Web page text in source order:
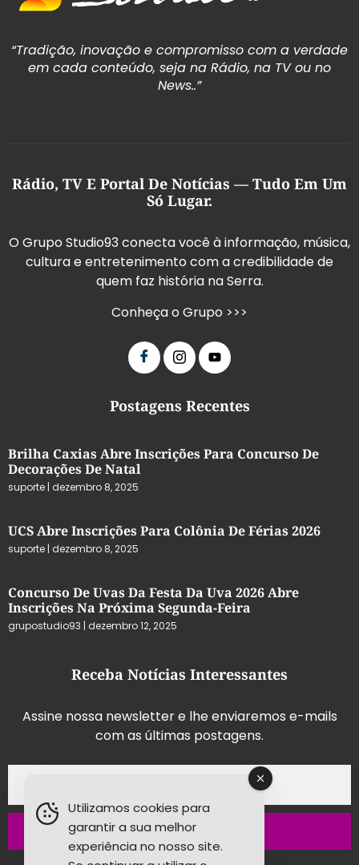
“Tradição, inovação e compromisso com a verdade
em cada conteúdo, seja na Rádio, na TV ou no
News..”
Rádio, TV E Portal De Notícias — Tudo Em Um
Só Lugar.
O Grupo Studio93 conecta você à informação, música,
cultura e entretenimento com a credibilidade de
quem faz história na Serra.
Conheça o Grupo >>>
Postagens Recentes
Brilha Caxias Abre Inscrições Para Concurso De
Decorações De Natal
suporte dezembro 8, 2025
UCS Abre Inscrições Para Colônia De Férias 2026
suporte dezembro 8, 2025
Concurso De Uvas Da Festa Da Uva 2026 Abre
Inscrições Na Próxima Segunda-Feira
grupostudio93 dezembro 12, 2025
Receba Notícias Interessantes
Assine nossa newsletter e lhe enviaremos e-mails
com as últimas postagens.
Inscrever-se
Utilizamos cookies para
garantir a sua melhor
experiência no nosso site.